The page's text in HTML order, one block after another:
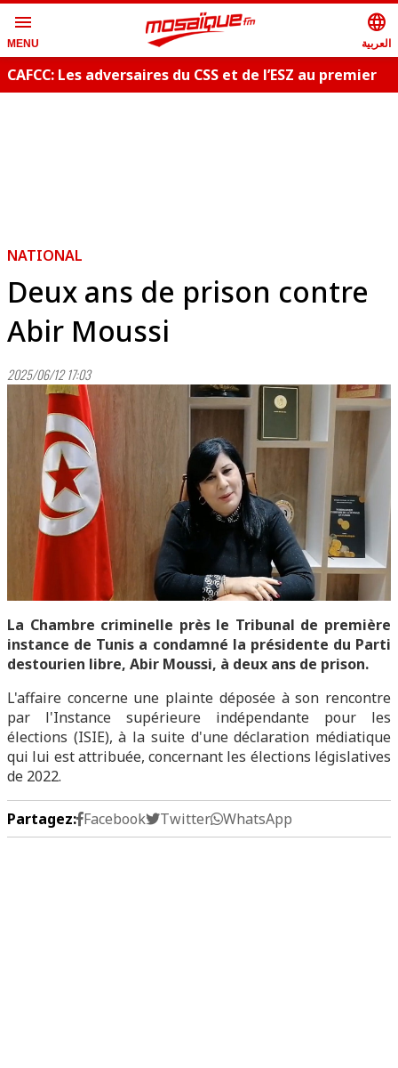
menu
MENU
language
العربية
CAFCC: Les adversaires du CSS et de l’ESZ au premier
NATIONAL
Deux ans de prison contre
Abir Moussi
2025/06/12 17:03
La Chambre criminelle près le Tribunal de première
instance de Tunis a condamné la présidente du Parti
destourien libre, Abir Moussi, à deux ans de prison.
L'affaire concerne une plainte déposée à son rencontre
par l'Instance supérieure indépendante pour les
élections (ISIE), à la suite d'une déclaration médiatique
qui lui est attribuée, concernant les élections législatives
de 2022.
Partagez: Facebook Twitter WhatsApp